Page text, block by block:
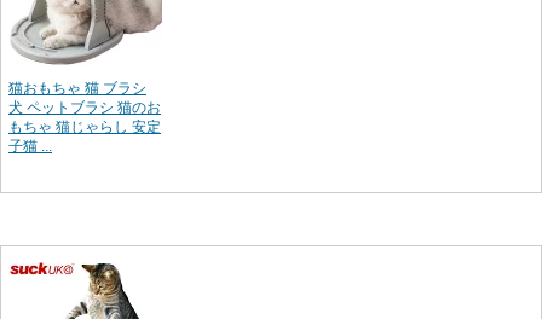
猫おもちゃ 猫 ブラシ
犬 ペットブラシ 猫のお
もちゃ 猫じゃらし 安定
子猫 ...